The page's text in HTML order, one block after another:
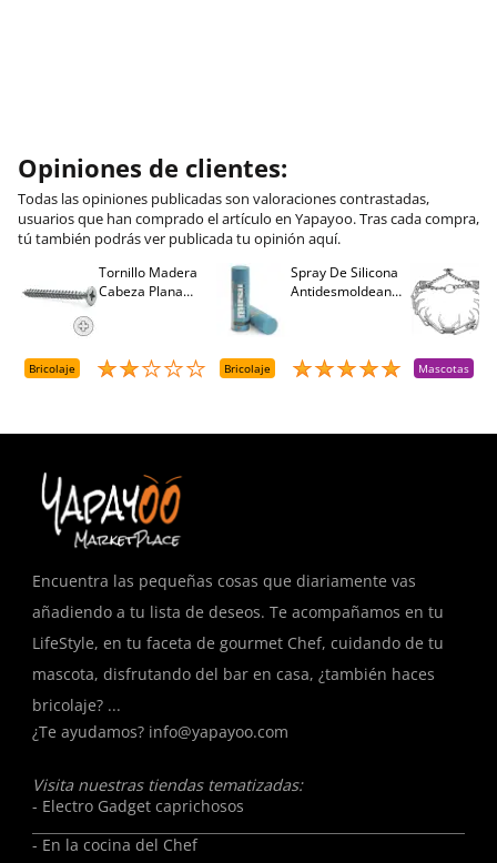
Opiniones de clientes:
Todas las opiniones publicadas son valoraciones contrastadas,
usuarios que han comprado el artículo en Yapayoo. Tras cada compra,
tú también podrás ver publicada tu opinión aquí.
Tornillo Madera
Cabeza Plana
Bricolaje
Spray De Silicona
Antidesmoldeante
Bricolaje Mascotas
Encuentra las pequeñas cosas que diariamente vas
añadiendo a tu lista de deseos. Te acompañamos en tu
LifeStyle, en tu faceta de gourmet Chef, cuidando de tu
mascota, disfrutando del bar en casa, ¿también haces
bricolaje? ...
¿Te ayudamos? info@yapayoo.com
Visita nuestras tiendas tematizadas:
- Electro Gadget caprichosos
- En la cocina del Chef